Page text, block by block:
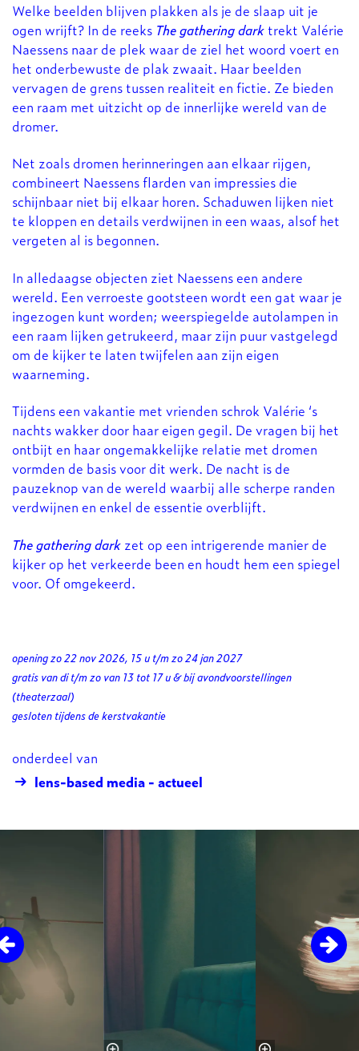
Welke beelden blijven plakken als je de slaap uit je
ogen wrijft? In de reeks The gathering darktrekt Valérie
Naessens naar de plek waar de ziel het woord voert en
het onderbewuste de plak zwaait. Haar beelden
vervagen de grens tussen realiteit en fictie. Ze bieden
een raam met uitzicht op de innerlijke wereld van de
dromer.
Net zoals dromen herinneringen aan elkaar rijgen,
combineert Naessens flarden van impressies die
schijnbaar niet bij elkaar horen. Schaduwen lijken niet
te kloppen en details verdwijnen in een waas, alsof het
vergeten al is begonnen.
In alledaagse objecten ziet Naessens een andere
wereld. Een verroeste gootsteen wordt een gat waar je
ingezogen kunt worden; weerspiegelde autolampen in
een raam lijken getrukeerd, maar zijn puur vastgelegd
om de kijker te laten twijfelen aan zijn eigen
waarneming.
Tijdens een vakantie met vrienden schrok Valérie ‘s
nachts wakker door haar eigen gegil. De vragen bij het
ontbijt en haar ongemakkelijke relatie met dromen
vormden de basis voor dit werk. De nacht is de
pauzeknop van de wereld waarbij alle scherpe randen
verdwijnen en enkel de essentie overblijft.
The gathering dark zet op een intrigerende manier de
kijker op het verkeerde been en houdt hem een spiegel
voor. Of omgekeerd.
opening zo 22 nov 2026, 15 u t/m zo 24 jan 2027
gratis van di t/m zo van 13 tot 17 u & bij avondvoorstellingen
(theaterzaal)
gesloten tijdens de kerstvakantie
onderdeel van
lens-based media - actueel